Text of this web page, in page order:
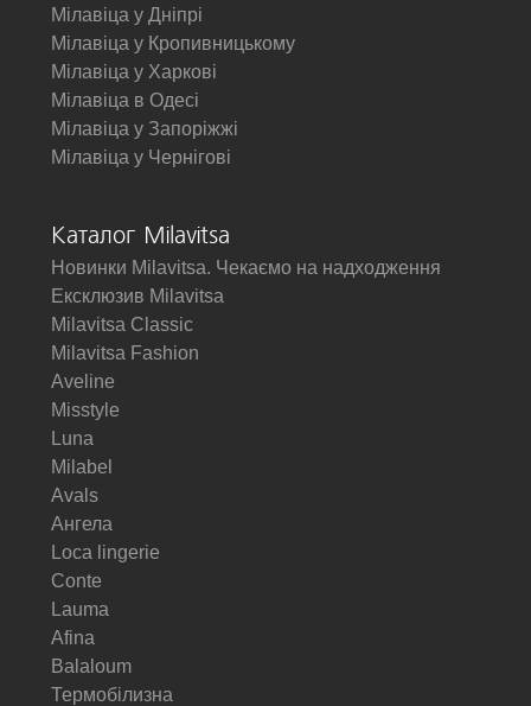
Мілавіца у Дніпрі
Мілавіца у Кропивницькому
Мілавіца у Харкові
Мілавіца в Одесі
Мілавіца у Запоріжжі
Мілавіца у Чернігові
Каталог Milavitsa
Новинки Milavitsa. Чекаємо на надходження
Ексклюзив Milavitsa
Milavitsa Classic
Milavitsa Fashion
Aveline
Misstyle
Luna
Milabel
Avals
Ангела
Loca lingerie
Conte
Lauma
Afina
Balaloum
Термобілизна